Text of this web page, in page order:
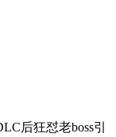
后狂怼老boss引